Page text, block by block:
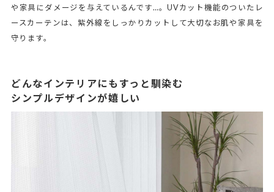
や家具にダメージを与えているんです…。UVカット機能のついたレ
ースカーテンは、紫外線をしっかりカットして大切なお肌や家具を
守ります。
どんなインテリアにもすっと馴染む
シンプルデザインが嬉しい